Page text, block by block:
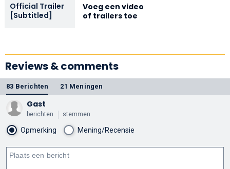
Official Trailer
[Subtitled]
Voeg een video
of trailers toe
Reviews & comments
83 Berichten 21 Meningen
Gast
berichten stemmen
Opmerking Mening/Recensie